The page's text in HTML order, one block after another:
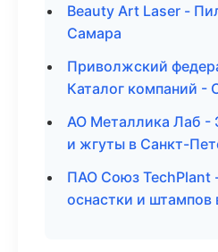
Beauty Art Laser -
Самара
Приволжский
Каталог компаний -
АО Металлика Лаб -
и жгуты в Санкт-
ПАО Союз TechPlant
оснастки и штампов